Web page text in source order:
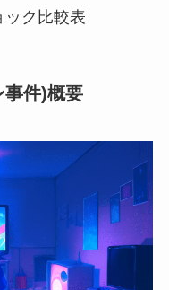
ック比較表
事件)概要